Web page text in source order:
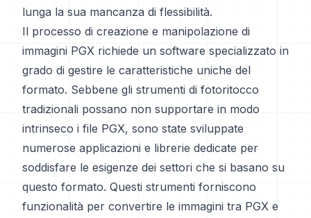
lunga la sua mancanza di flessibilità.
Il processo di creazione e manipolazione di
immagini PGX richiede un software specializzato in
grado di gestire le caratteristiche uniche del
formato. Sebbene gli strumenti di fotoritocco
tradizionali possano non supportare in modo
intrinseco i file PGX, sono state sviluppate
numerose applicazioni e librerie dedicate per
soddisfare le esigenze dei settori che si basano su
questo formato. Questi strumenti forniscono
funzionalità per convertire le immagini tra PGX e